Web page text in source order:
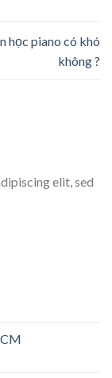
học piano có khó
không ?
elit, sed